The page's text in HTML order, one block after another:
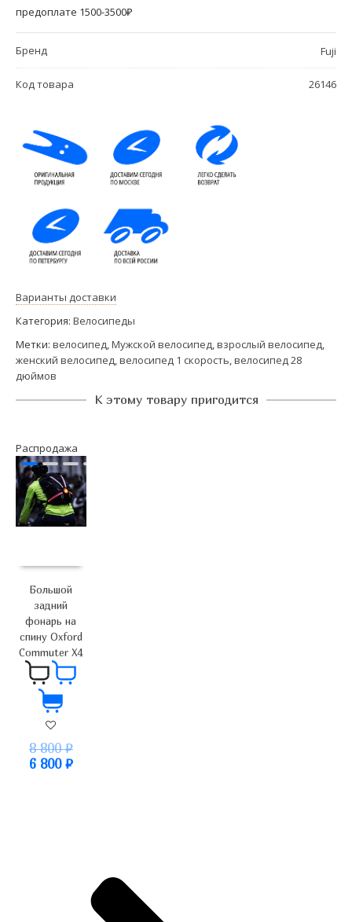
предоплате 1500-3500₽
Бренд Fuji
Код товара 26146
Варианты доставки
Категория: Велосипеды
Метки: велосипед,Мужской велосипед,взрослый велосипед,
женский велосипед,велосипед 1 скорость,велосипед 28
дюймов
К этому товару пригодится
Распродажа
Большой
задний
фонарь на
спину Oxford
Commuter X4
8 800₽
6 800 ₽